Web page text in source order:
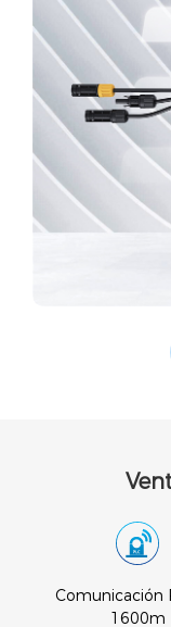
Comunicación
1600m